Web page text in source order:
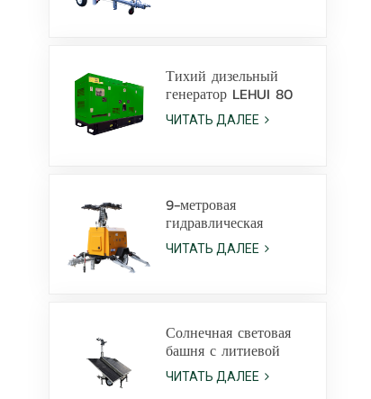
Тихий дизельный
генератор LEHUI 80
кВА с двигателем
Cummins 4Bta3.9-G11
ЧИТАТЬ ДАЛЕЕ
9-метровая
гидравлическая
дизельная мобильная
осветительная мачта
металлогалогенными
лампами мощностью
1000 Вт
ЧИТАТЬ ДАЛЕЕ
Солнечная световая
башня с литиевой
батареей по
индивидуальному
ЧИТАТЬ ДАЛЕЕ